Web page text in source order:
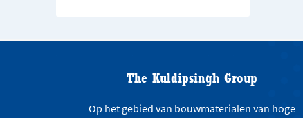
The Kuldipsingh Group
Op het gebied van bouwmaterialen van hoge